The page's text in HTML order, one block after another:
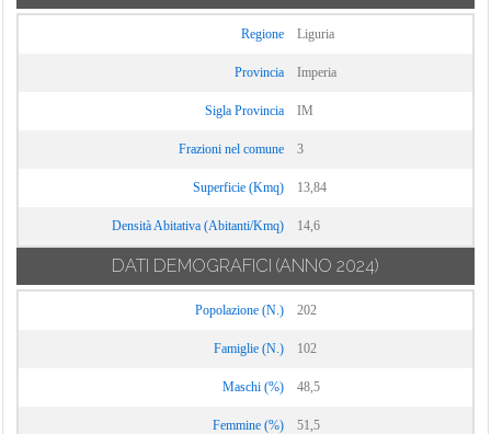
Regione Liguria
Provincia Imperia
Sigla Provincia IM
Frazioni nel comune 3
Superficie (Kmq) 13,84
Densità Abitativa (Abitanti/Kmq) 14,6
DATI DEMOGRAFICI (ANNO 2024)
Popolazione (N.) 202
Famiglie (N.) 102
Maschi (%) 48,5
Femmine (%) 51,5